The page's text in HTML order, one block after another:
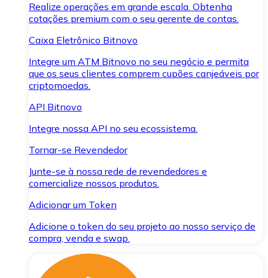
Realize operações em grande escala. Obtenha
cotações premium com o seu gerente de contas.
Caixa Eletrônico Bitnovo
Integre um ATM Bitnovo no seu negócio e permita
que os seus clientes comprem cupões canjeáveis por
criptomoedas.
API Bitnovo
Integre nossa API no seu ecossistema.
Tornar-se Revendedor
Junte-se à nossa rede de revendedores e
comercialize nossos produtos.
Adicionar um Token
Adicione o token do seu projeto ao nosso serviço de
compra, venda e swap.